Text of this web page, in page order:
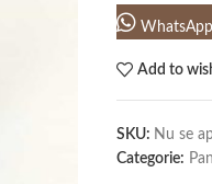
WhatsApp
Add to
SKU: Nu se
Categorie: